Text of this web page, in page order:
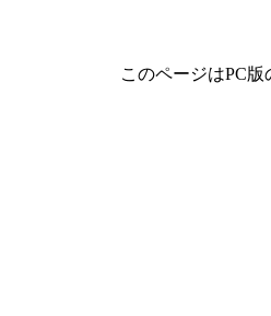
このページはPC版